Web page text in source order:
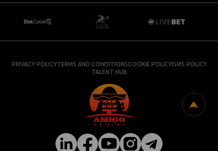
PRIVACY POLICYTERMS AND CONDITIONSCOOKIE POLICYISMS POLICY
TALENT HUB